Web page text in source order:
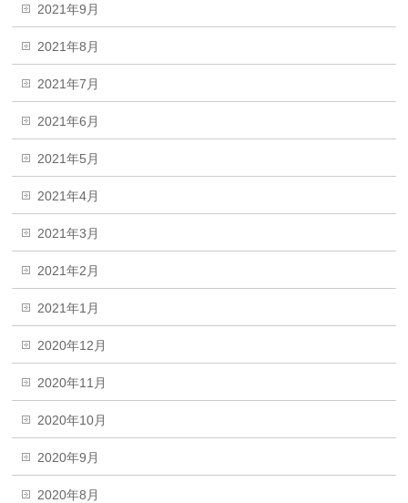
2021年9月
2021年8月
2021年7月
2021年6月
2021年5月
2021年4月
2021年3月
2021年2月
2021年1月
2020年12月
2020年11月
2020年10月
2020年9月
2020年8月